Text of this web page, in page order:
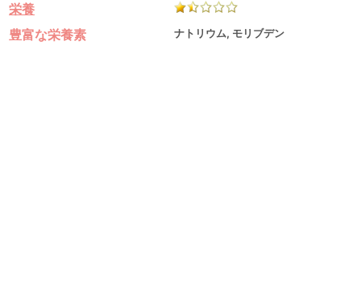
栄養
豊富な栄養素
ナトリウム, モリブデン